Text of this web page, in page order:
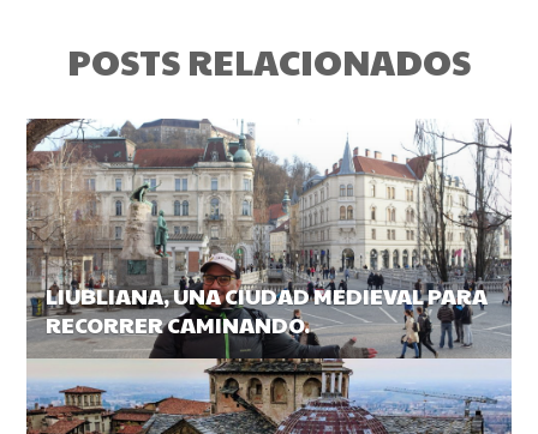
POSTS RELACIONADOS
LIUBLIANA, UNA CIUDAD MEDIEVAL PARA
RECORRER CAMINANDO.